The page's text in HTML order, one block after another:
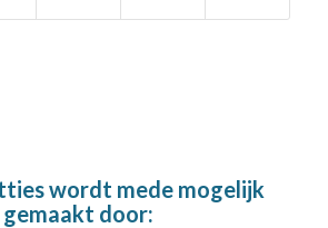
wordt mede mogelijk
gemaakt door: